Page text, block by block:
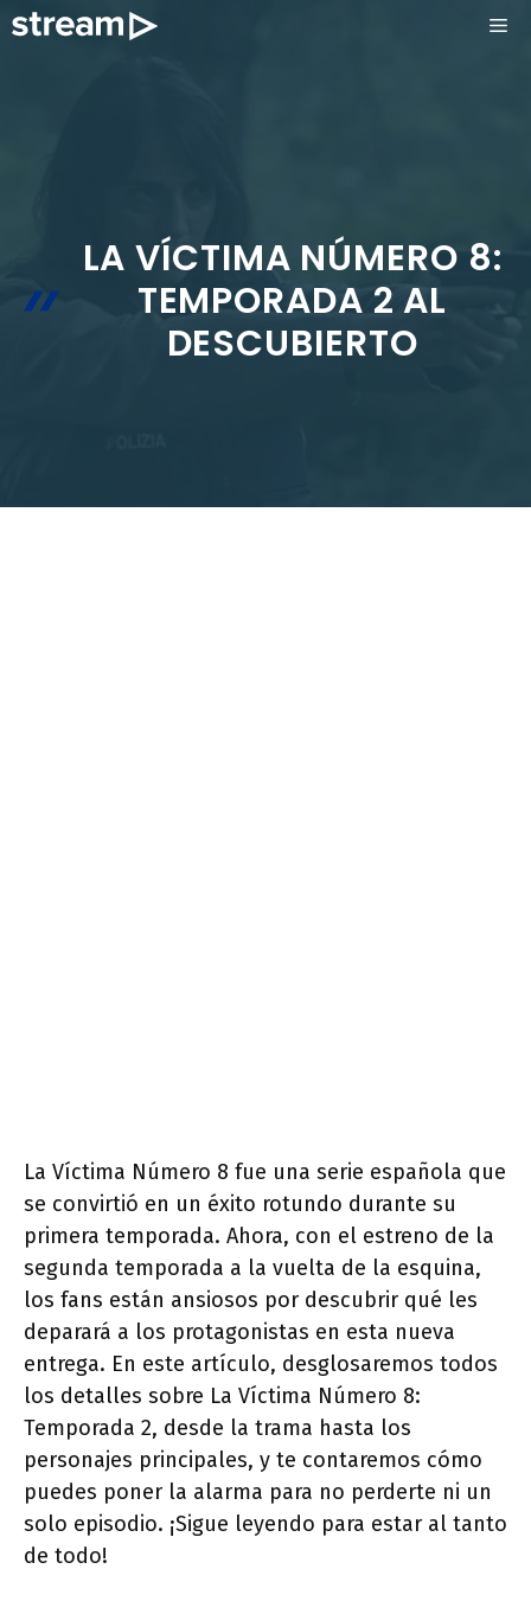
Saltar
LA VÍCTIMA NÚMERO 8:
TEMPORADA 2 AL
DESCUBIERTO
La Víctima Número 8 fue una serie española que
se convirtió en un éxito rotundo durante su
primera temporada. Ahora, con el estreno de la
segunda temporada a la vuelta de la esquina,
los fans están ansiosos por descubrir qué les
deparará a los protagonistas en esta nueva
entrega. En este artículo, desglosaremos todos
los detalles sobre La Víctima Número 8:
Temporada 2, desde la trama hasta los
personajes principales, y te contaremos cómo
puedes poner la alarma para no perderte ni un
solo episodio. ¡Sigue leyendo para estar al tanto
de todo!